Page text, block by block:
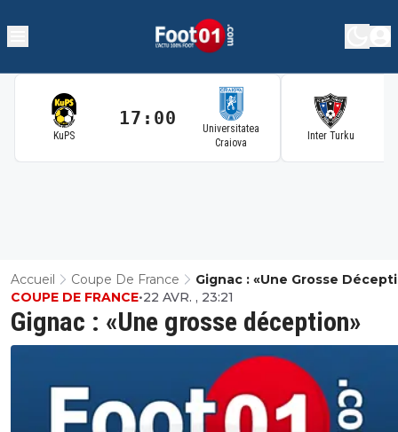
KuPS
17:00
Universitatea
Craiova
Inter Turku
Accueil Coupe De France Gignac : «Une Grosse
Gignac : «Une grosse déception»
COUPE DE FRANCE•22 AVR. , 23:21